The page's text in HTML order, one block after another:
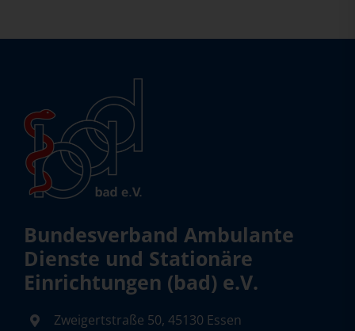
Bundesverband Ambulante
Dienste und Stationäre
Einrichtungen (bad) e.V.
Zweigertstraße 50, 45130 Essen